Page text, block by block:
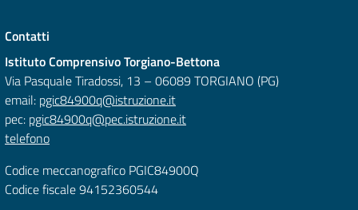
Contatti
Istituto Comprensivo Torgiano-Bettona
Via Pasquale Tiradossi, 13 – 06089 TORGIANO (PG)
email: pgic84900q@istruzione.it
pec: pgic84900q@pec.istruzione.it
telefono
Codice meccanografico PGIC84900Q
Codice fiscale 94152360544